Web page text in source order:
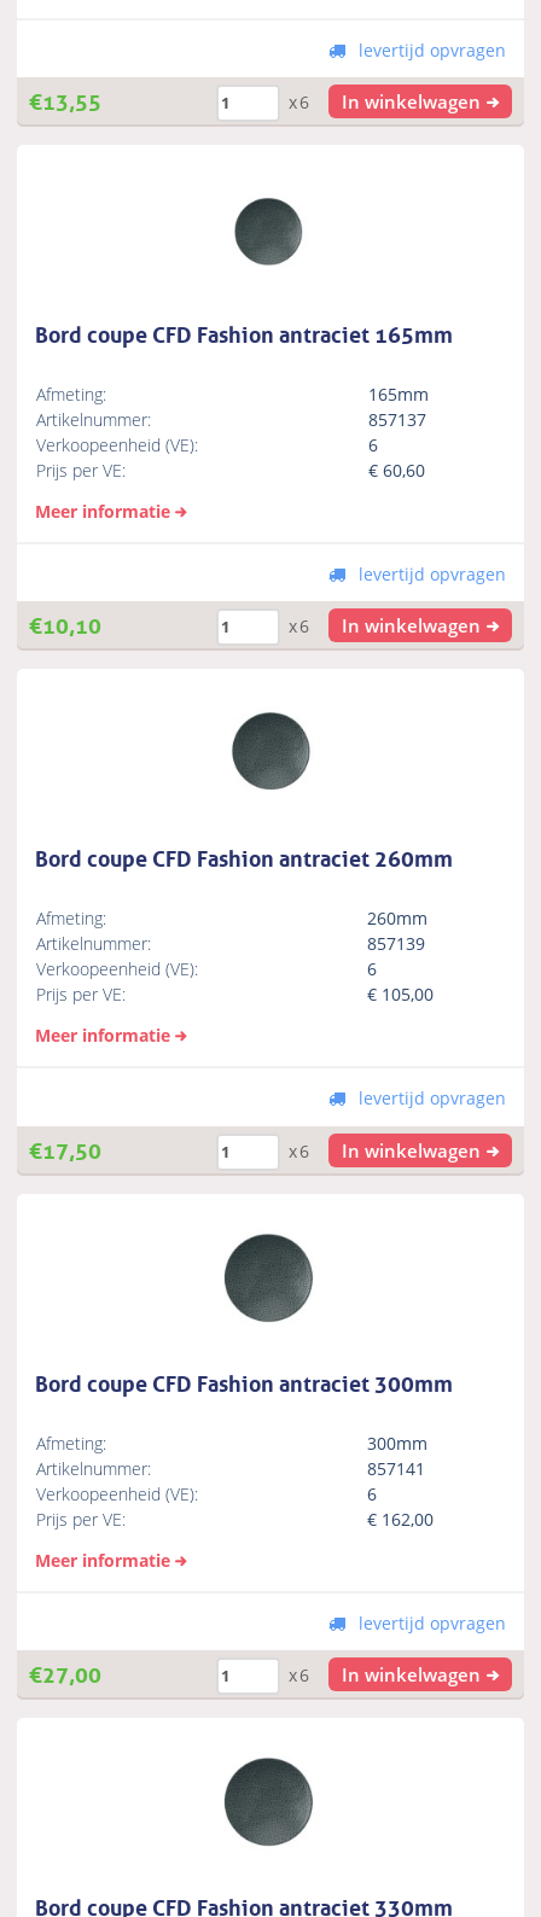
levertijd opvragen
€13,55 x6 In winkelwagen
Bord coupe CFD Fashion antraciet 165mm
Afmeting:
165mm
Artikelnummer:
857137
Verkoopeenheid (VE):
6
Prijs per VE:
€60,60
Meer informatie
levertijd opvragen
€10,10 x6 In winkelwagen
Bord coupe CFD Fashion antraciet 260mm
Afmeting:
260mm
Artikelnummer:
857139
Verkoopeenheid (VE):
6
Prijs per VE:
€ 105,00
Meer informatie
levertijd opvragen
€17,50 x6 In winkelwagen
Bord coupe CFD Fashion antraciet 300mm
Afmeting:
300mm
Artikelnummer:
857141
Verkoopeenheid (VE):
6
Prijs per VE:
€ 162,00
Meer informatie
levertijd opvragen
€27,00 x6 In winkelwagen
Bord coupe CFD Fashion antraciet 330mm